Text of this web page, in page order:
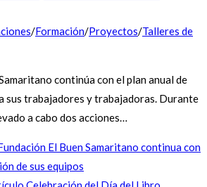
/Formación/Proyectos/Talleres de
continúa con el plan anual de
sus trabajadores y trabajadoras. Durante
a cabo dos acciones…
El Buen Samaritano continua con
de sus equipos